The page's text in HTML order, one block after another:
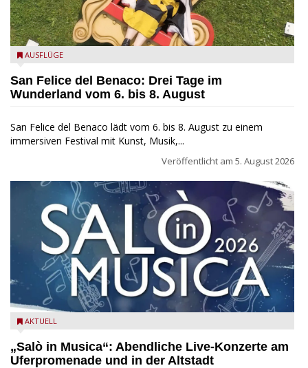
San Felice del Benaco: Drei Tage im Wunderland
AUSFLÜGE
San Felice del Benaco: Drei Tage im
Wunderland vom 6. bis 8. August
San Felice del Benaco lädt vom 6. bis 8. August zu einem
immersiven Festival mit Kunst, Musik,...
Veröffentlicht am 5. August 2026
Salò in Musica 2026
AKTUELL
„Salò in Musica“: Abendliche Live-Konzerte am
Uferpromenade und in der Altstadt